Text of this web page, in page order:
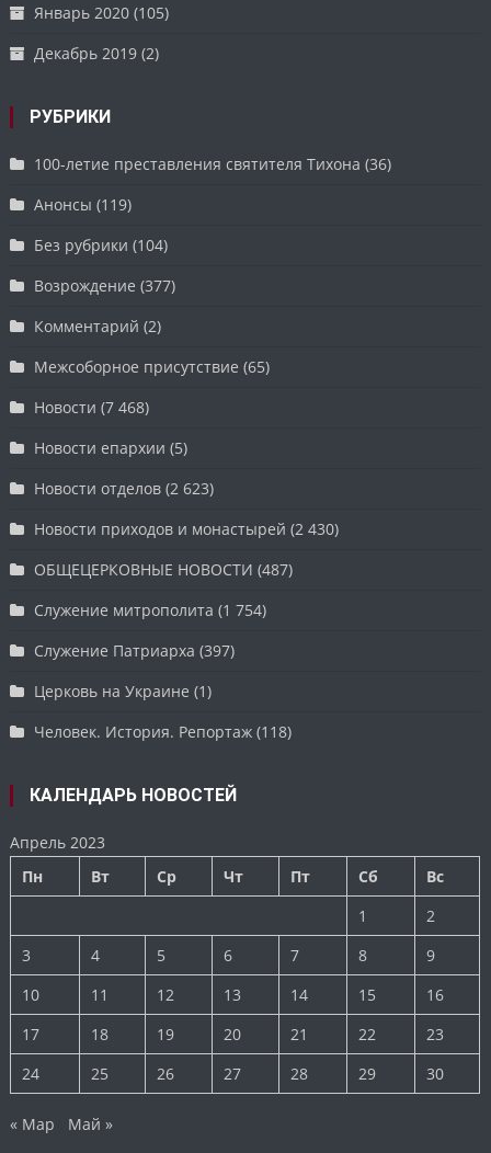
Январь 2020 (105)
Декабрь 2019 (2)
РУБРИКИ
100-летие преставления святителя Тихона (36)
Анонсы (119)
Без рубрики (104)
Возрождение (377)
Комментарий (2)
Межсоборное присутствие (65)
Новости (7 468)
Новости епархии (5)
Новости отделов (2 623)
Новости приходов и монастырей (2 430)
ОБЩЕЦЕРКОВНЫЕ НОВОСТИ (487)
Служение митрополита (1 754)
Служение Патриарха (397)
Церковь на Украине (1)
Человек. История. Репортаж (118)
КАЛЕНДАРЬ НОВОСТЕЙ
Апрель 2023
Пн
Вт Ср Чт Пт Сб
Вс
1
2
3
4 5 6 7 8
9
10
11 12 13 14 15
16
17
18 19 20 21 22
23
24
25 26 27 28 29 30
« Мар Май »